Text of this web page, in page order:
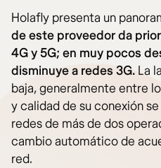
Holafly presenta un
de este proveedor da
4G y 5G; en muy pocos
disminuye a redes 3G. La
baja, generalmente entre
y calidad de su conexión
redes de más de dos
cambio automático de
red.